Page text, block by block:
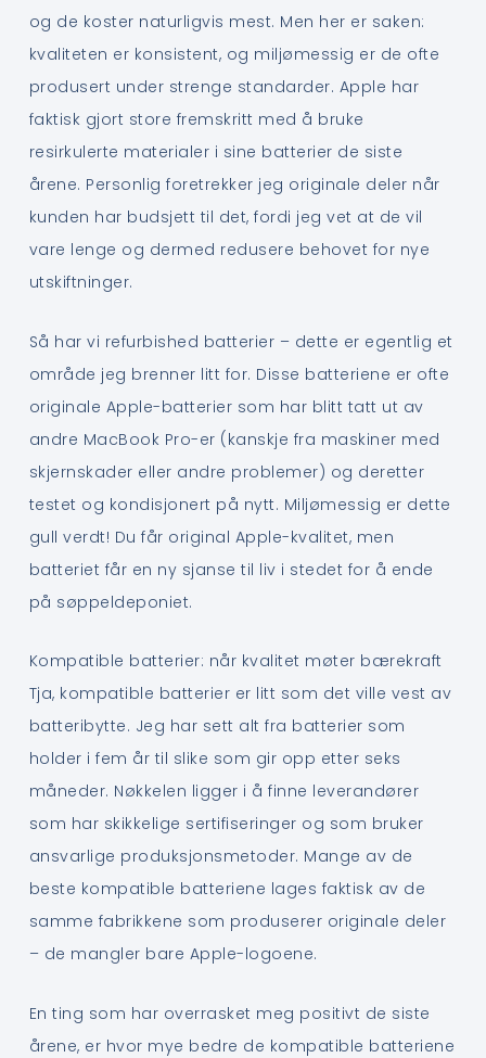
og de koster naturligvis mest. Men her er saken:
kvaliteten er konsistent, og miljømessig er de ofte
produsert under strenge standarder. Apple har
faktisk gjort store fremskritt med å bruke
resirkulerte materialer i sine batterier de siste
årene. Personlig foretrekker jeg originale deler når
kunden har budsjett til det, fordi jeg vet at de vil
vare lenge og dermed redusere behovet for nye
utskiftninger.
Så har vi refurbished batterier – dette er egentlig et
område jeg brenner litt for. Disse batteriene er ofte
originale Apple-batterier som har blitt tatt ut av
andre MacBook Pro-er (kanskje fra maskiner med
skjernskader eller andre problemer) og deretter
testet og kondisjonert på nytt. Miljømessig er dette
gull verdt! Du får original Apple-kvalitet, men
batteriet får en ny sjanse til liv i stedet for å ende
på søppeldeponiet.
Kompatible batterier: når kvalitet møter bærekraft
Tja, kompatible batterier er litt som det ville vest av
batteribytte. Jeg har sett alt fra batterier som
holder i fem år til slike som gir opp etter seks
måneder. Nøkkelen ligger i å finne leverandører
som har skikkelige sertifiseringer og som bruker
ansvarlige produksjonsmetoder. Mange av de
beste kompatible batteriene lages faktisk av de
samme fabrikkene som produserer originale deler
– de mangler bare Apple-logoene.
En ting som har overrasket meg positivt de siste
årene, er hvor mye bedre de kompatible batteriene